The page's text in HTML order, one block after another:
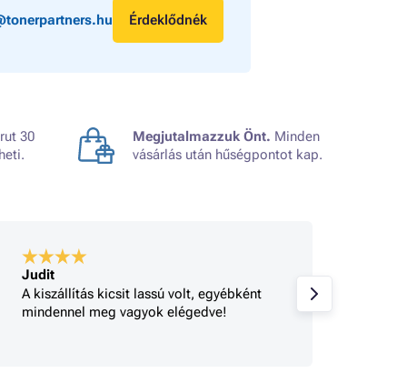
Érdeklődnék
30
Megjutalmazzuk Önt. Minden
vásárlás után hűségpontot kap.
Judit
A kiszállítás kicsit lassú volt, egyébként
mindennel meg vagyok elégedve!